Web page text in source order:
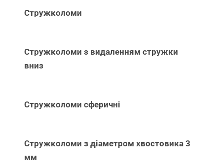
Стружколоми
Стружколоми з видаленням стружки
вниз
Стружколоми сферичні
Стружколоми з діаметром хвостовика 3
мм